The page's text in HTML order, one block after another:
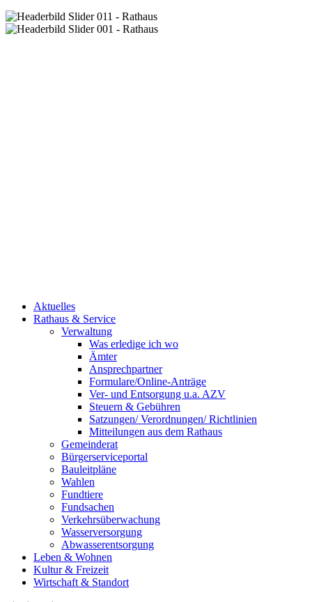
Aktuelles
Rathaus & Service
Verwaltung
Was erledige ich wo
Ämter
Ansprechpartner
Formulare/Online-Anträge
Ver- und Entsorgung u.a. AZV
Steuern & Gebühren
Satzungen/ Verordnungen/ Richtlinien
Mitteilungen aus dem Rathaus
Gemeinderat
Bürgerserviceportal
Bauleitpläne
Wahlen
Fundtiere
Fundsachen
Verkehrsüberwachung
Wasserversorgung
Abwasserentsorgung
Leben & Wohnen
Kultur & Freizeit
Wirtschaft & Standort